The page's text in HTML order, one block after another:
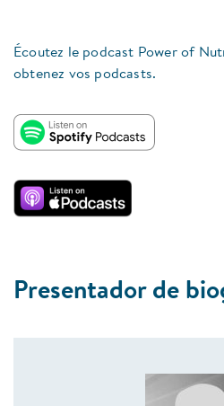
Écoutez le podcast Power of
obtenez vos podcasts.
Presentador de